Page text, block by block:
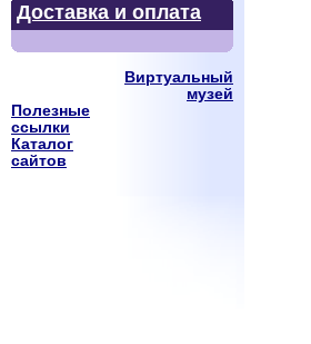
Доставка и оплата
Виртуальный
музей
Полезные
ссылки
Каталог
сайтов